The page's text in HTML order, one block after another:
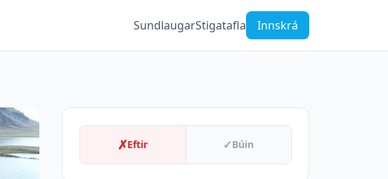
SundlaugarStigatafla Innskrá
✗Eftir ✓Búin